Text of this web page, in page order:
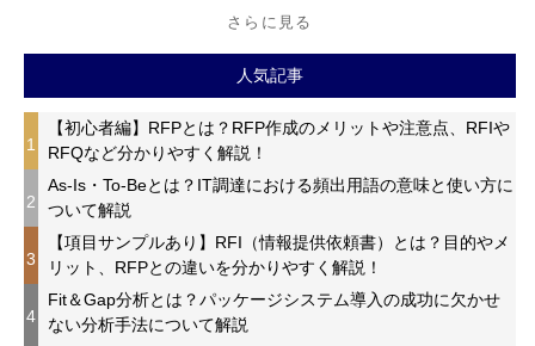
さらに見る
人気記事
1
【初心者編】RFPとは？RFP作成のメリットや注意点、RFIや
RFQなど分かりやすく解説！
2
As-Is・To-Beとは？IT調達における頻出用語の意味と使い方に
ついて解説
3
【項目サンプルあり】RFI（情報提供依頼書）とは？目的やメ
リット、RFPとの違いを分かりやすく解説！
4
Fit＆Gap分析とは？パッケージシステム導入の成功に欠かせ
ない分析手法について解説